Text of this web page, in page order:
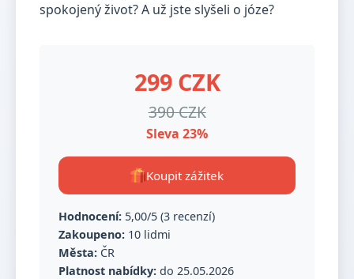
spokojený život? A už jste slyšeli o józe?
299 CZK
390 CZK
Sleva 23%
Koupit zážitek
Hodnocení: 5,00/5 (3 recenzí)
Zakoupeno: 10 lidmi
Města: ČR
Platnost nabídky: do 25.05.2026